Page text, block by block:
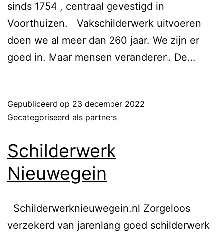
sinds 1754 , centraal gevestigd in
Voorthuizen. Vakschilderwerk uitvoeren
doen we al meer dan 260 jaar. We zijn er
goed in. Maar mensen veranderen. De…
Gepubliceerd op 23 december 2022
Gecategoriseerd als partners
Schilderwerk
Nieuwegein
Schilderwerknieuwegein.nl Zorgeloos
verzekerd van jarenlang goed schilderwerk